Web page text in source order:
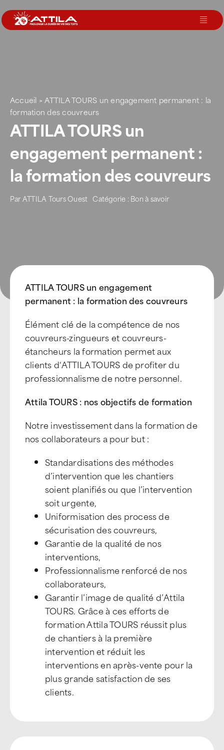
au
contenu
Nos agences
Votre toit
Accueil >ATTILA TOURS un engagement permanent : la
formation des couvreurs
ATTILA TOURS un
engagement permanent :
la formation des couvreurs
ParATTILA Tours Ouest Catégorie : Bon à savoir
ATTILA TOURS un engagement
permanent : la formation des couvreurs
Élément clé de la compétence de nos
couvreurs-zingueurs et couvreurs-
étancheurs la formation permet aux
clients d‘ATTILA TOURS de profiter du
professionnalisme de notre personnel.
AttilaTOURS : nos objectifs de formation
Notre investissement dans la formation de
nos collaborateurs a pour but :
Standardisations des méthodes
d’intervention que les chantiers
soient planifiés ou que l’intervention
soit urgente,
Uniformisation des process de
sécurisation des couvreurs,
Garantie de la qualité de nos
interventions,
Professionnalisme renforcé de nos
collaborateurs,
Garantir l’image de qualité d’Attila
TOURS. Grâce à ces efforts de
formation Attila TOURS réussit plus
de chantiers à la première
intervention et réduit les
interventions en après-vente pour la
plus grande satisfaction de ses
clients.